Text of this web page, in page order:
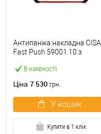
В наявності
Антипаніка накладна CISA
Fast Push 59001.10 з
червона
Ціна 7 530 грн.
У кошик
Купити в 1 клік